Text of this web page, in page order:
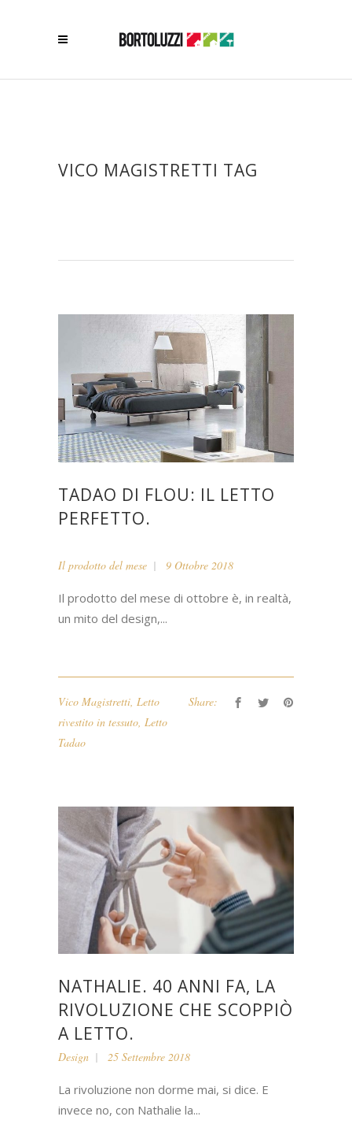
VICO MAGISTRETTI TAG
TADAO DI FLOU: IL LETTO
PERFETTO.
Il prodotto del mese 9 Ottobre 2018
Il prodotto del mese di ottobre è, in realtà,
un mito del design,...
Vico Magistretti Letto
rivestito in tessuto Letto
Tadao
Share:
NATHALIE. 40 ANNI FA, LA
RIVOLUZIONE CHE SCOPPIÒ
A LETTO.
Design 25 Settembre 2018
La rivoluzione non dorme mai, si dice. E
invece no, con Nathalie la...